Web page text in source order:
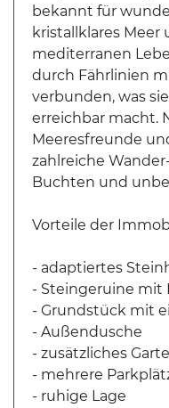
bekannt für
kristallklares
mediterranen
durch Fährlinien
verbunden, was
erreichbar macht.
Meeresfreunde
zahlreiche
Buchten und
Vorteile der
- adaptiertes
- Steingeruine
- Grundstück mit
- Außendusche
- zusätzliches
- mehrere
- ruhige Lage